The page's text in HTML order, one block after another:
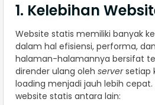
1. Kelebihan
Website statis memiliki banyak
dalam hal efisiensi, performa,
halaman-halamannya bersifat
dirender ulang oleh serversetiap
loading menjadi jauh lebih cepat.
website statis antara lain: